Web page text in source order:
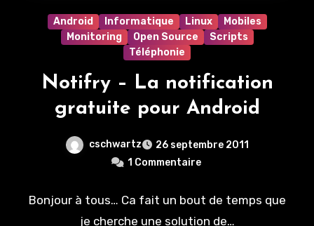
Android Informatique Linux
Mobiles
Monitoring
Open Source
Scripts
Téléphonie
Notifry – La notification
gratuite pour Android
cschwartz
26 septembre 2011
1 Commentaire
Bonjour à tous… Ca fait un bout de temps que
je cherche une solution de…